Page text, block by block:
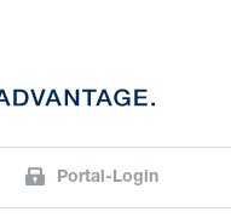
Portal-Login